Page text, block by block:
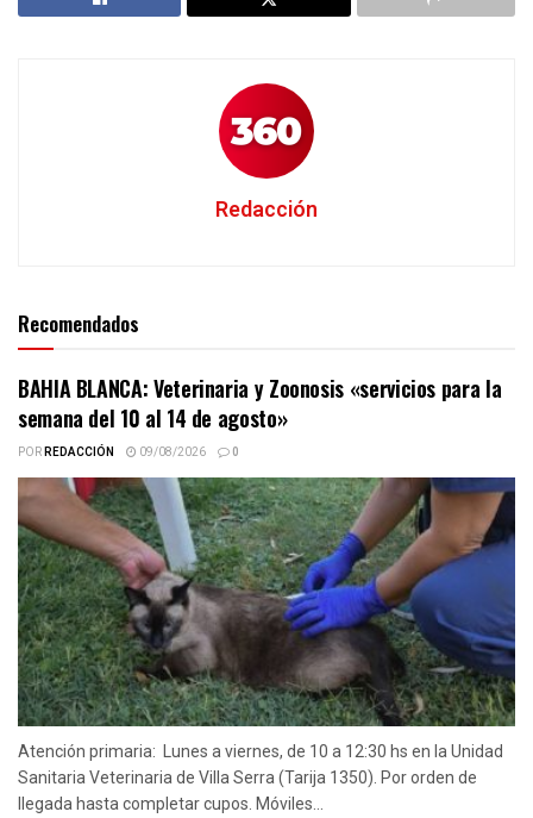
Redacción
Recomendados
BAHIA BLANCA: Veterinaria y Zoonosis «servicios para la
semana del 10 al 14 de agosto»
PORREDACCIÓN 09/08/2026 0
Atención primaria: Lunes a viernes, de 10 a 12:30 hs en la Unidad
Sanitaria Veterinaria de Villa Serra (Tarija 1350). Por orden de
llegada hasta completar cupos. Móviles...